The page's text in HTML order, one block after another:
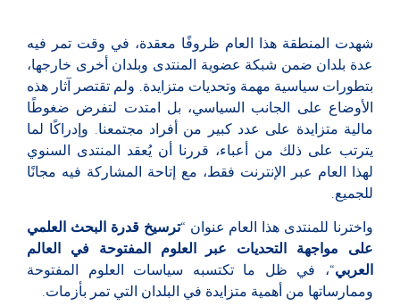
شهدت المنطقة هذا العام ظروفًا معقدة، في وقت تمر فيه
عدة بلدان ضمن شبكة عضوية المنتدى وبلدان أخرى خارجها،
بتطورات سياسية مهمة وتحديات متزايدة. ولم تقتصر آثار هذه
الأوضاع على الجانب السياسي، بل امتدت لتفرض ضغوطًا
مالية متزايدة على عدد كبير من أفراد مجتمعنا. وإدراكًا لما
يترتب على ذلك من أعباء، قررنا أن يُعقد المنتدى السنوي
لهذا العام عبر الإنترنت فقط، مع إتاحة المشاركة فيه مجانًا
للجميع.
واخترنا للمنتدى هذا العام عنوان “ترسيخ قدرة البحث العلمي
على مواجهة التحديات عبر العلوم المفتوحة في العالم
العربي“، في ظل ما تكتسبه سياسات العلوم المفتوحة
وممارساتها من أهمية متزايدة في البلدان التي تمر بأزمات.